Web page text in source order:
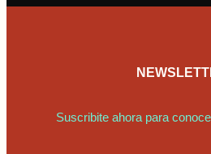
Suscribite ahora para